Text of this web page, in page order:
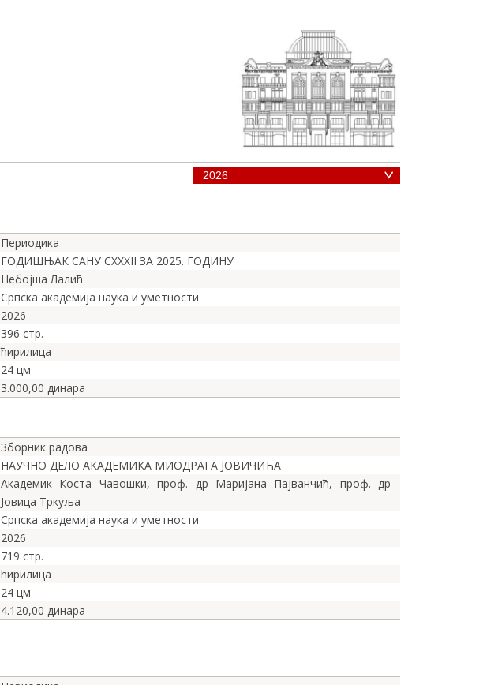
Периодика
ГОДИШЊАК САНУ CXXXII ЗА 2025. ГОДИНУ
Небојша Лалић
Српска академија наука и уметности
2026
396 стр.
ћирилица
24 цм
3.000,00 динара
Зборник радова
НАУЧНО ДЕЛО АКАДЕМИКА МИОДРАГА ЈОВИЧИЋА
Академик Коста Чавошки, проф. др Маријана Пајванчић, проф. др
Јовица Тркуља
Српска академија наука и уметности
2026
719 стр.
ћирилица
24 цм
4.120,00 динара